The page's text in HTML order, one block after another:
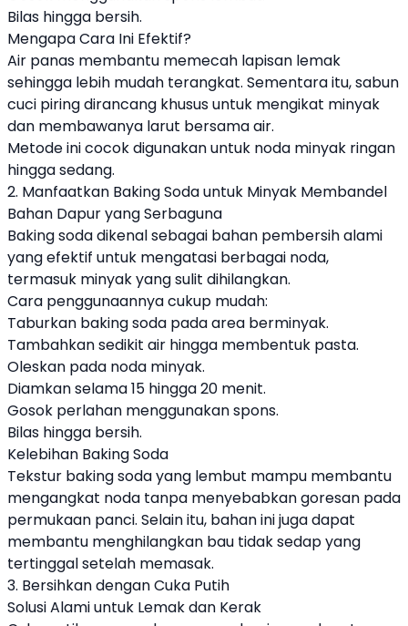
Bilas hingga bersih.
Mengapa Cara Ini Efektif?
Air panas membantu memecah lapisan lemak
sehingga lebih mudah terangkat. Sementara itu, sabun
cuci piring dirancang khusus untuk mengikat minyak
dan membawanya larut bersama air.
Metode ini cocok digunakan untuk noda minyak ringan
hingga sedang.
2. Manfaatkan Baking Soda untuk Minyak Membandel
Bahan Dapur yang Serbaguna
Baking soda dikenal sebagai bahan pembersih alami
yang efektif untuk mengatasi berbagai noda,
termasuk minyak yang sulit dihilangkan.
Cara penggunaannya cukup mudah:
Taburkan baking soda pada area berminyak.
Tambahkan sedikit air hingga membentuk pasta.
Oleskan pada noda minyak.
Diamkan selama 15 hingga 20 menit.
Gosok perlahan menggunakan spons.
Bilas hingga bersih.
Kelebihan Baking Soda
Tekstur baking soda yang lembut mampu membantu
mengangkat noda tanpa menyebabkan goresan pada
permukaan panci. Selain itu, bahan ini juga dapat
membantu menghilangkan bau tidak sedap yang
tertinggal setelah memasak.
3. Bersihkan dengan Cuka Putih
Solusi Alami untuk Lemak dan Kerak